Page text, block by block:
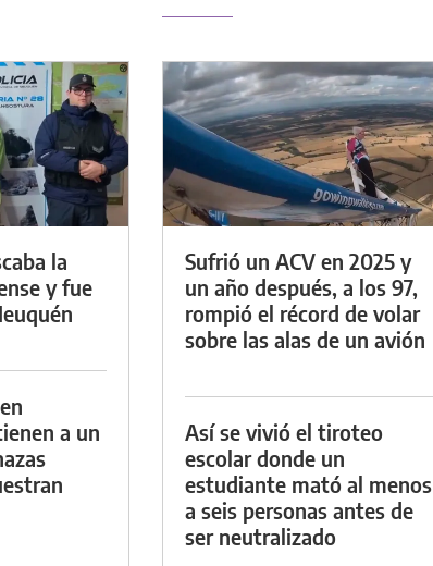
la
y fue
a un
Sufrió un ACV en 2025 y
un año después, a los 97,
rompió el récord de volar
sobre las alas de un avión
Así se vivió el tiroteo
escolar donde un
estudiante mató al menos
a seis personas antes de
ser neutralizado